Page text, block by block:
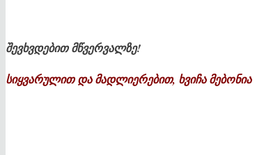
შევხვდებით მწვერვალზე!
სიყვარულით და მადლიერებით, ხვიჩა მებონია